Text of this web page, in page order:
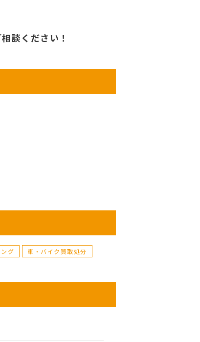
談ください！
グ 車・バイク買取処分